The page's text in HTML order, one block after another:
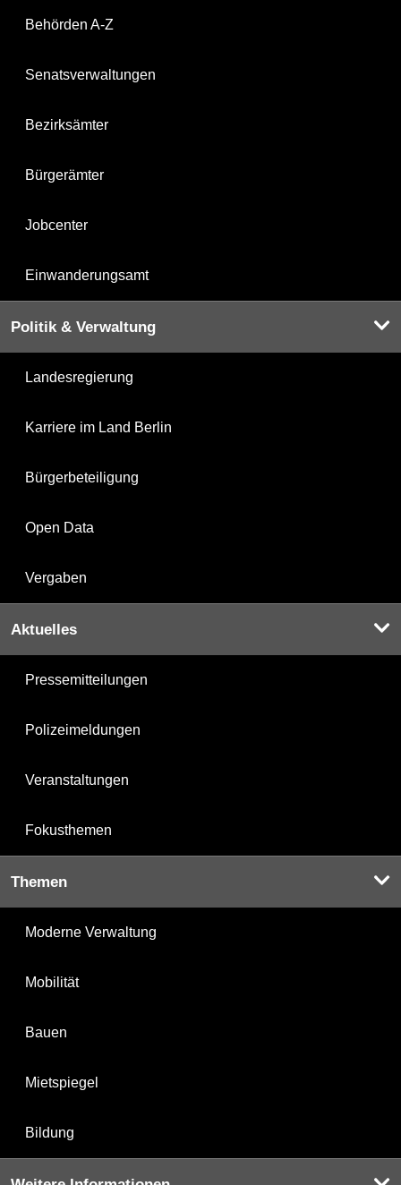
Behörden A-Z
Senatsverwaltungen
Bezirksämter
Bürgerämter
Jobcenter
Einwanderungsamt
Politik & Verwaltung
Landesregierung
Karriere im Land Berlin
Bürgerbeteiligung
Open Data
Vergaben
Aktuelles
Pressemitteilungen
Polizeimeldungen
Veranstaltungen
Fokusthemen
Themen
Moderne Verwaltung
Mobilität
Bauen
Mietspiegel
Bildung